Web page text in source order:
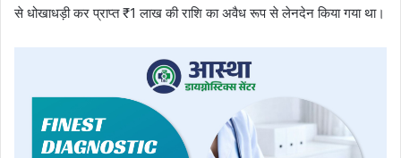
से धोखाधड़ी कर प्राप्त ₹1 लाख की राशि का अवैध रूप से लेनदेन किया गया था।